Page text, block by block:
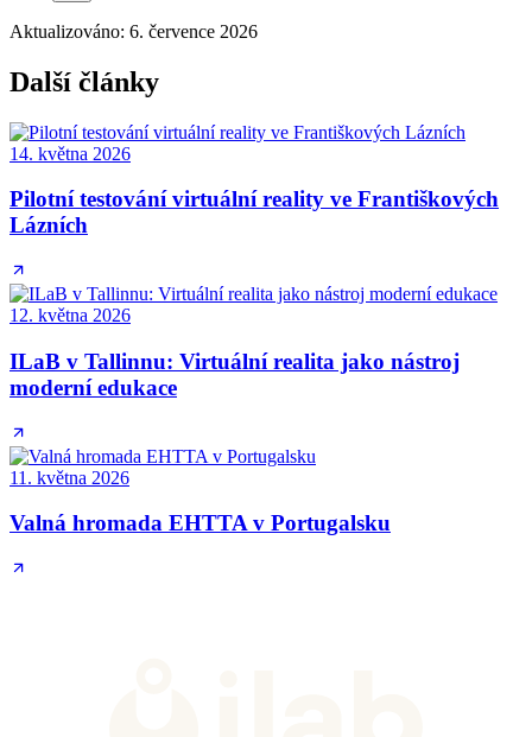
Aktualizováno: 6. července 2026
Další články
14. května 2026
Pilotní testování virtuální reality ve Františkových
Lázních
12. května 2026
ILaB v Tallinnu: Virtuální realita jako nástroj
moderní edukace
11. května 2026
Valná hromada EHTTA v Portugalsku